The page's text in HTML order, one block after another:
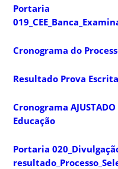
Portaria
Cronograma do
Resultado Prova Escrita
Cronograma
Educação
Portaria